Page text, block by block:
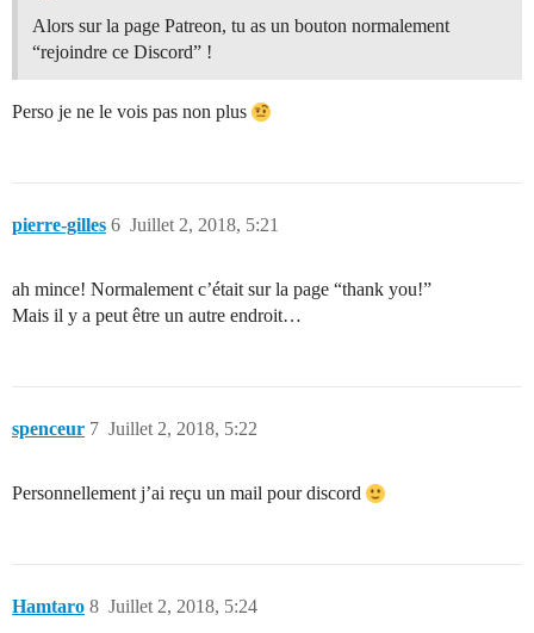
Alors sur la page Patreon, tu as un bouton normalement
“rejoindre ce Discord” !
Perso je ne le vois pas non plus
pierre-gilles Juillet 2, 2018, 5:21
6
ah mince! Normalement c’était sur la page “thank you!”
Mais il y a peut être un autre endroit…
spenceur Juillet 2, 2018, 5:22
7
Personnellement j’ai reçu un mail pour discord
Hamtaro Juillet 2, 2018, 5:24
8